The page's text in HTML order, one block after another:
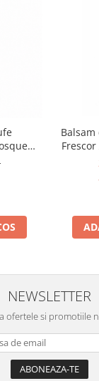
2L
NEWSLETTER
ofertele si promotiile